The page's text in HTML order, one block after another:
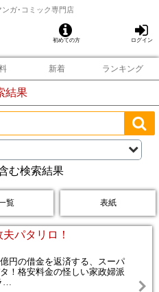
ガ･コミック専門店
初めての方 ログイン
新着 ランキング
結果
む検索結果
覧 表紙
パタリロ！
円の借金を返済する、スーパ
！格安料金の怪しい家政婦派
…